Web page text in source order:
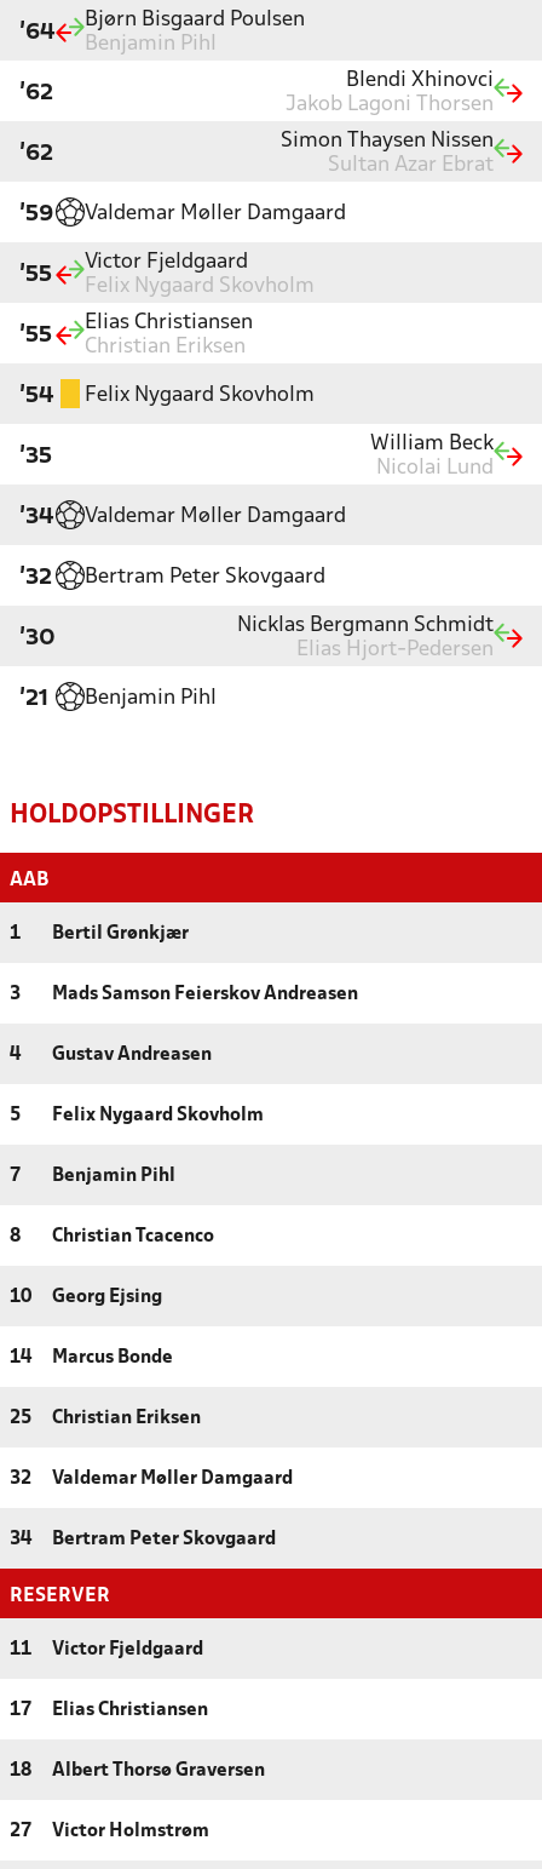
'64
Bjørn Bisgaard Poulsen
Benjamin Pihl
'62
Blendi Xhinovci
Jakob Lagoni Thorsen
'62
Simon Thaysen Nissen
Sultan Azar Ebrat
'59 Valdemar Møller Damgaard
'55
Victor Fjeldgaard
Felix Nygaard Skovholm
'55
Elias Christiansen
Christian Eriksen
'54 Felix Nygaard Skovholm
'35
William Beck
Nicolai Lund
'34 Valdemar Møller Damgaard
'32 Bertram Peter Skovgaard
'30
Nicklas Bergmann Schmidt
Elias Hjort-Pedersen
'21 Benjamin Pihl
HOLDOPSTILLINGER
AAB
1 Bertil Grønkjær
3 Mads Samson Feierskov Andreasen
4 Gustav Andreasen
5 Felix Nygaard Skovholm
7 Benjamin Pihl
8 Christian Tcacenco
10 Georg Ejsing
14 Marcus Bonde
25 Christian Eriksen
32 Valdemar Møller Damgaard
34 Bertram Peter Skovgaard
RESERVER
11 Victor Fjeldgaard
17 Elias Christiansen
18 Albert Thorsø Graversen
27 Victor Holmstrøm